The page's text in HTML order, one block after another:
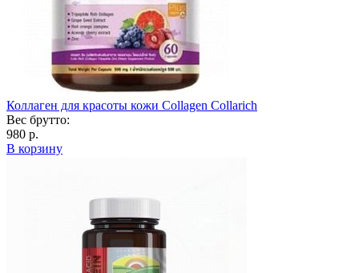
Коллаген для красоты кожи Collagen Collarich
Вес брутто:
980 р.
В корзину